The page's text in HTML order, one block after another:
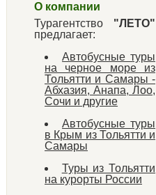
О компании
Турагентство "ЛЕТО"
предлагает:
Автобусные туры
на черное море из
Тольятти и Самары -
Абхазия, Анапа, Лоо,
Сочи и другие
Автобусные туры
в Крым из Тольятти и
Самары
Туры из Тольятти
на курорты России